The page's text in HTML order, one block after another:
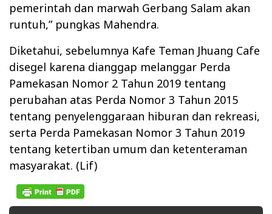
pemerintah dan marwah Gerbang Salam akan
runtuh,” pungkas Mahendra.
Diketahui, sebelumnya Kafe Teman Jhuang Cafe
disegel karena dianggap melanggar Perda
Pamekasan Nomor 2 Tahun 2019 tentang
perubahan atas Perda Nomor 3 Tahun 2015
tentang penyelenggaraan hiburan dan rekreasi,
serta Perda Pamekasan Nomor 3 Tahun 2019
tentang ketertiban umum dan ketenteraman
masyarakat. (Lif)